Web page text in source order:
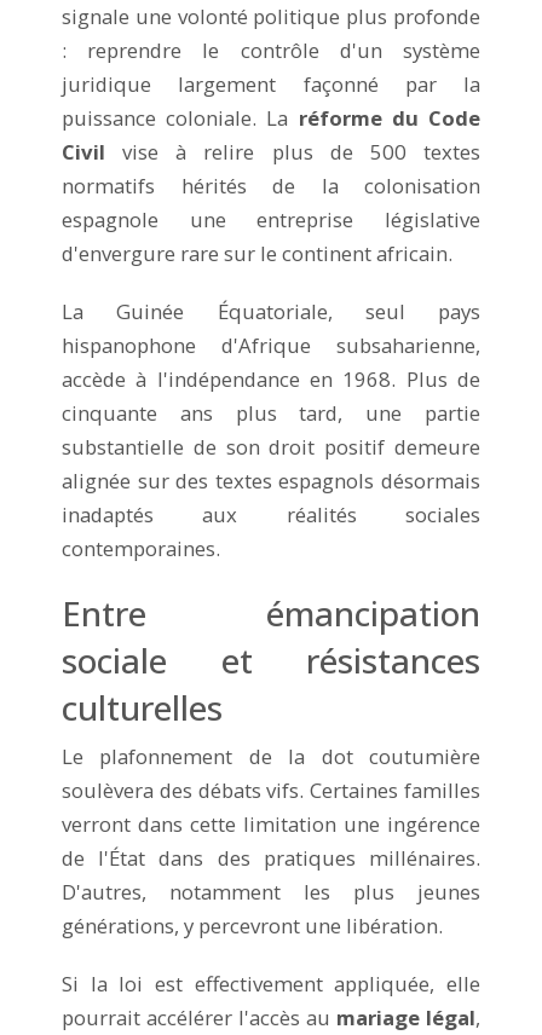
signale une volonté politique plus profonde
: reprendre le contrôle d'un système
juridique largement façonné par la
puissance coloniale. La réforme du Code
Civil vise à relire plus de 500 textes
normatifs hérités de la colonisation
espagnole une entreprise législative
d'envergure rare sur le continent africain.
La Guinée Équatoriale, seul pays
hispanophone d'Afrique subsaharienne,
accède à l'indépendance en 1968. Plus de
cinquante ans plus tard, une partie
substantielle de son droit positif demeure
alignée sur des textes espagnols désormais
inadaptés aux réalités sociales
contemporaines.
Entre émancipation
sociale et résistances
culturelles
Le plafonnement de la dot coutumière
soulèvera des débats vifs. Certaines familles
verront dans cette limitation une ingérence
de l'État dans des pratiques millénaires.
D'autres, notamment les plus jeunes
générations, y percevront une libération.
Si la loi est effectivement appliquée, elle
pourrait accélérer l'accès au mariage légal,